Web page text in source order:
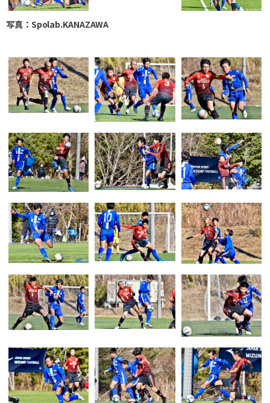
写真：Spolab.KANAZAWA